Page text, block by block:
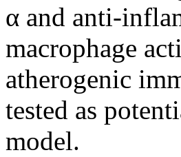
α and anti-
macrophage
atherogenic
tested as
model.